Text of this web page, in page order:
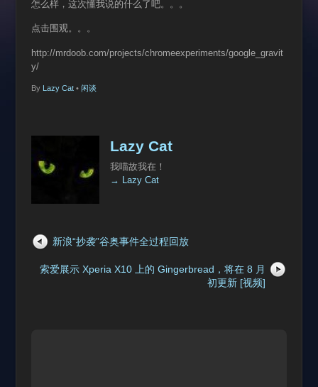
怎么样，这次懂我说的什么了吧。。。
点击围观。。。
http://mrdoob.com/projects/chromeexperiments/google_gravit
y/
By Lazy Cat• 闲谈
Lazy Cat
我喵故我在！
→ Lazy Cat
新浪“抄袭”谷奥事件全过程回放
索爱展示 Xperia X10 上的 Gingerbread，将在 8 月
初更新 [视频]